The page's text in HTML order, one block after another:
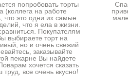
попробовать торты
(коллега на работе
что это одни их самые
что я ела в жизни.
Покупателям
выбираете торт на
но и очень свежий
заказывайте
пекарне Вы найдете
хочется сказать
все очень вкусно!